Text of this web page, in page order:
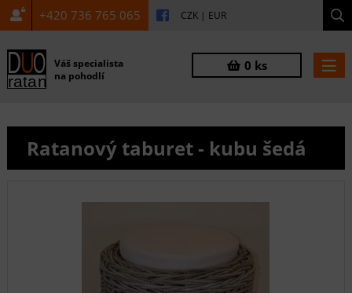
+420 736 765 065 CZK | EUR
Váš specialista
na pohodlí
0 ks
Ratanový taburet - kubu šedá